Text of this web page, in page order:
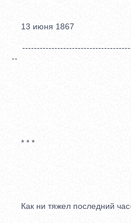
13 июня 1867
--
* * *
Как ни тяжел последний